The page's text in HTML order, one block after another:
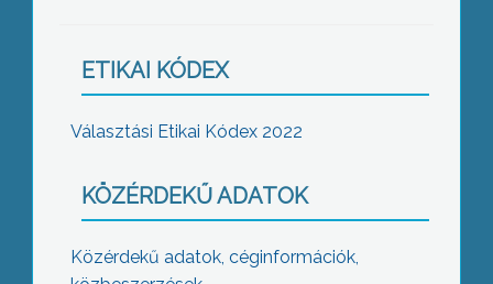
ETIKAI KÓDEX
Választási Etikai Kódex 2022
KÖZÉRDEKŰ ADATOK
Közérdekű adatok, céginformációk,